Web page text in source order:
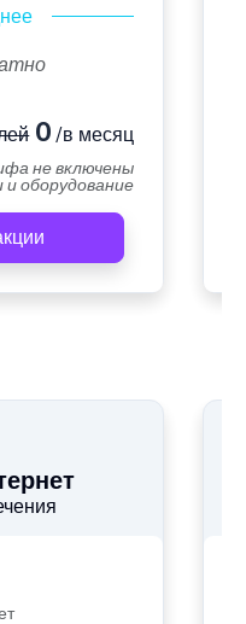
0 /в месяц
не включены
оборудование